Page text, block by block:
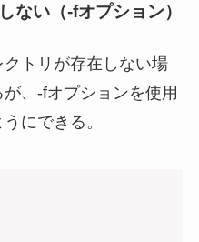
ない（-fオプション）
トリが存在しない場
、-fオプションを使用
にできる。